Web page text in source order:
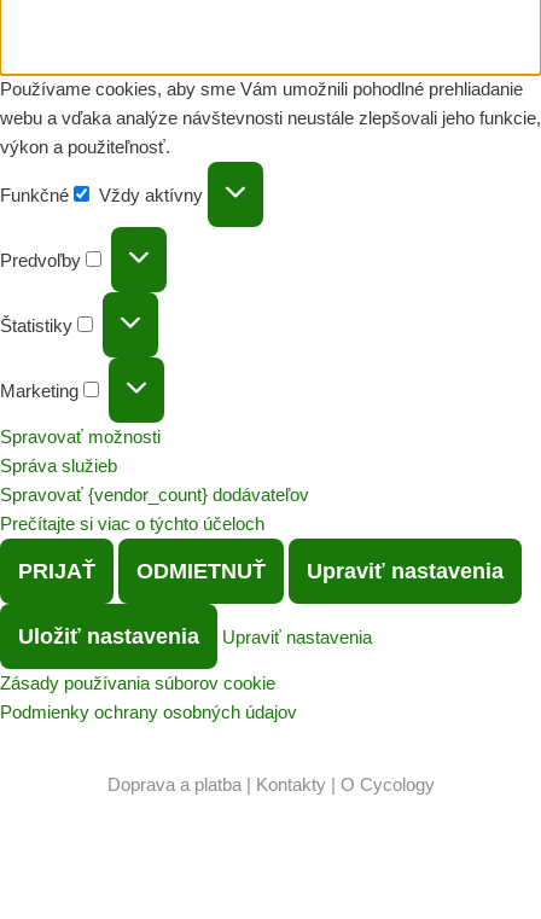
Používame cookies, aby sme Vám umožnili pohodlné prehliadanie
webu a vďaka analýze návštevnosti neustále zlepšovali jeho funkcie,
výkon a použiteľnosť.
Funkčné Vždy aktívny
Predvoľby
Štatistiky
Marketing
Spravovať možnosti
Správa služieb
Spravovať {vendor_count} dodávateľov
Prečítajte si viac o týchto účeloch
PRIJAŤ ODMIETNUŤ Upraviť nastavenia
Uložiť nastavenia Upraviť nastavenia
Zásady používania súborov cookie
Podmienky ochrany osobných údajov
Doprava a platba| Kontakty| O Cycology